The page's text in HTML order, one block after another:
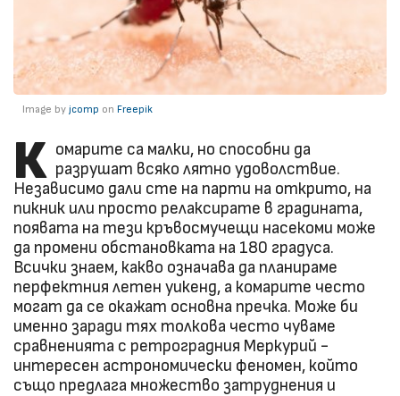
Image by jcomp on Freepik
К омарите са малки, но способни да
разрушат всяко лятно удоволствие.
Независимо дали сте на парти на открито, на
пикник или просто релаксирате в градината,
появата на тези кръвосмучещи насекоми може
да промени обстановката на 180 градуса.
Всички знаем, какво означава да планираме
перфектния летен уикенд, а комарите често
могат да се окажат основна пречка. Може би
именно заради тях толкова често чуваме
сравненията с ретроградния Меркурий -
интересен астрономически феномен, който
също предлага множество затруднения и